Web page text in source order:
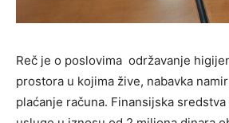
Reč je o poslovima održavanje
prostora u kojima žive, nabavka
plaćanje računa. Finansijska